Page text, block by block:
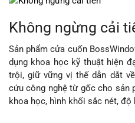
Không ngừng cải
Sản phẩm cửa cuốn
dụng khoa học kỹ thuật hiện
trội, giữ vững vị thế dẫn dắt
cứu công nghệ từ gốc cho sản
khoa học, hình khối sắc nét,